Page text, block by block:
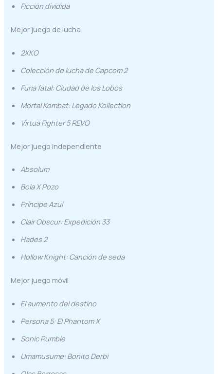
Ficción dividida
Mejor juego de lucha
2XKO
Colección de lucha de Capcom 2
Furia fatal: Ciudad de los Lobos
Mortal Kombat: Legado Kollection
Virtua Fighter 5 REVO
Mejor juego independiente
Absolum
Bola X Pozo
Príncipe Azul
Clair Obscur: Expedición 33
Hades 2
Hollow Knight: Canción de seda
Mejor juego móvil
El aumento del destino
Persona 5: El Phantom X
Sonic Rumble
Umamusume: Bonito Derbi